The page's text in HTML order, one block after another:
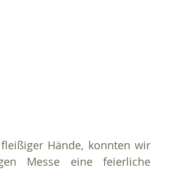
Hände, konnten wir
Messe eine feierliche